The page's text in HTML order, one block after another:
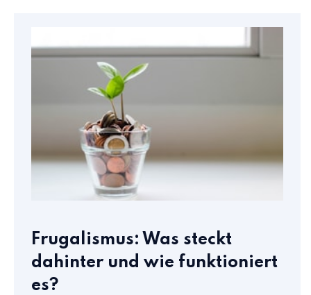
Frugalismus: Was steckt
dahinter und wie funktioniert
es?